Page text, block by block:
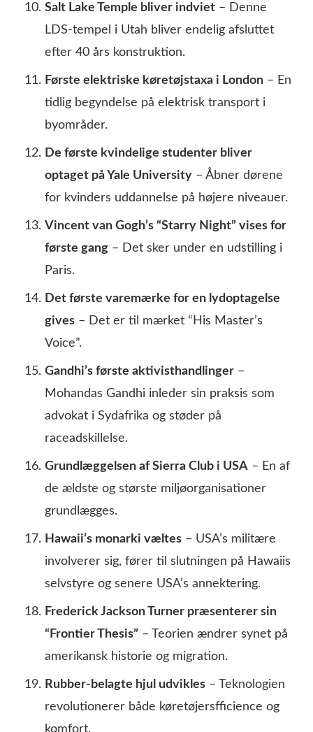
Salt Lake Temple bliver indviet – Denne
LDS-tempel i Utah bliver endelig afsluttet
efter 40 års konstruktion.
Første elektriske køretøjstaxa i London – En
tidlig begyndelse på elektrisk transport i
byområder.
De første kvindelige studenter bliver
optaget på Yale University – Åbner dørene
for kvinders uddannelse på højere niveauer.
Vincent van Gogh’s “Starry Night” vises for
første gang – Det sker under en udstilling i
Paris.
Det første varemærke for en lydoptagelse
gives – Det er til mærket “His Master’s
Voice”.
Gandhi’s første aktivisthandlinger –
Mohandas Gandhi inleder sin praksis som
advokat i Sydafrika og støder på
raceadskillelse.
Grundlæggelsen af Sierra Club i USA – En af
de ældste og største miljøorganisationer
grundlægges.
Hawaii’s monarki væltes – USA’s militære
involverer sig, fører til slutningen på Hawaiis
selvstyre og senere USA’s annektering.
Frederick Jackson Turner præsenterer sin
“Frontier Thesis” – Teorien ændrer synet på
amerikansk historie og migration.
Rubber-belagte hjul udvikles – Teknologien
revolutionerer både køretøjersfficience og
komfort.